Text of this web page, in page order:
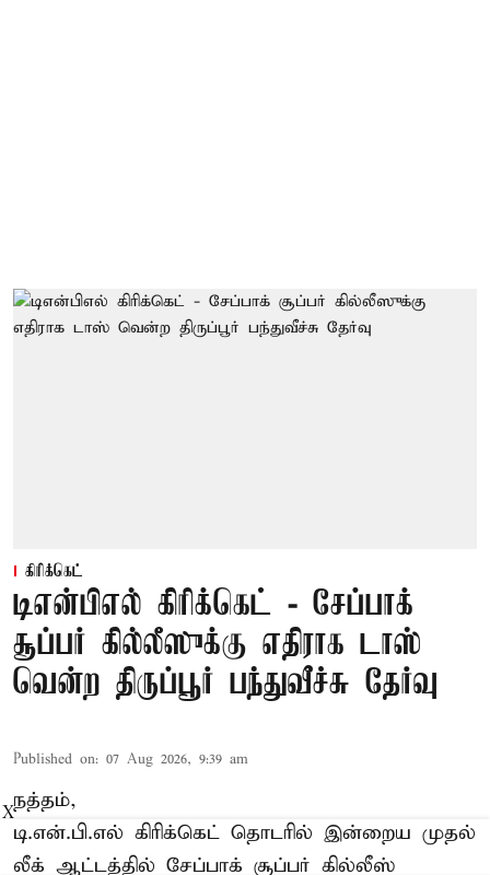
கிரிக்கெட்
டிஎன்பிஎல் கிரிக்கெட் - சேப்பாக்
சூப்பர் கில்லீஸுக்கு எதிராக டாஸ்
வென்ற திருப்பூர் பந்துவீச்சு தேர்வு
Published on: 07 Aug 2026, 9:39 am
நத்தம்,
டி.என்.பி.எல் கிரிக்கெட் தொடரில் இன்றைய முதல்
லீக் ஆட்டத்தில் சேப்பாக் சூப்பர் கில்லீஸ்
X